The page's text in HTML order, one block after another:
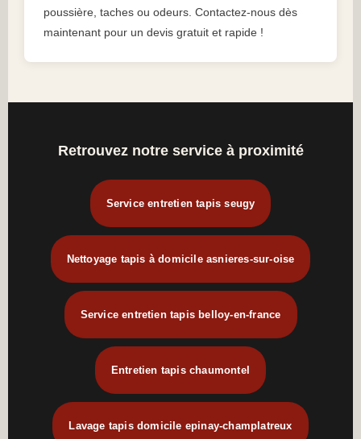
poussière, taches ou odeurs. Contactez-nous dès
maintenant pour un devis gratuit et rapide !
Retrouvez notre service à proximité
Service entretien tapis seugy
Nettoyage tapis à domicile asnieres-sur-oise
Service entretien tapis belloy-en-france
Entretien tapis chaumontel
Lavage tapis domicile epinay-champlatreux